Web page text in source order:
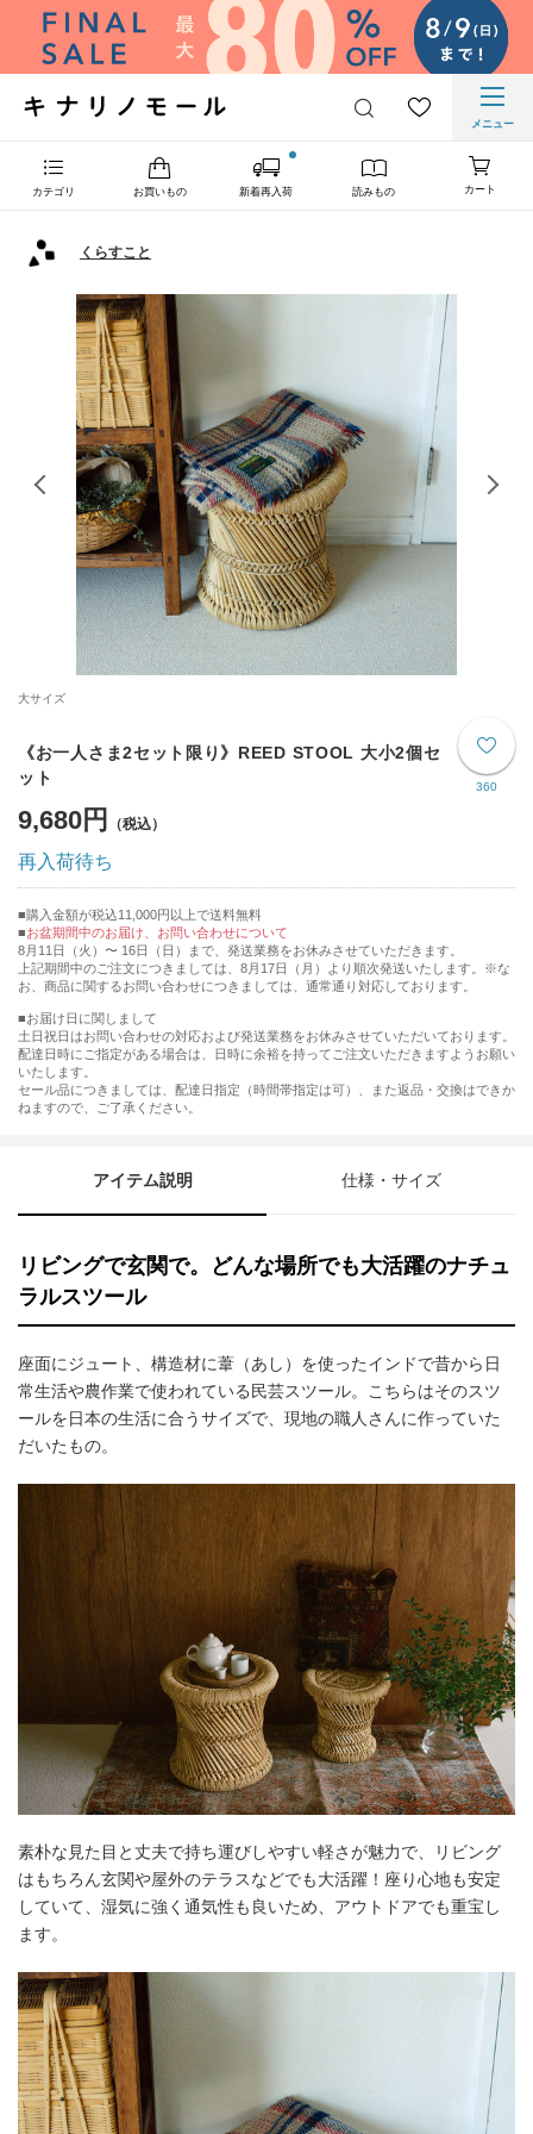
メニュー
カテゴリ お買いもの 新着再入荷 読みもの カート
くらすこと
大サイズ
360
《お一人さま2セット限り》REED STOOL 大小2個セ
ット
9,680円
再入荷待ち
購入金額が税込11,000円以上で送料無料
お盆期間中のお届け、お問い合わせについて
8月11日（火）〜 16日（日）まで、発送業務をお休みさせていただきます。
上記期間中のご注文につきましては、8月17日（月）より順次発送いたします。※な
お、商品に関するお問い合わせにつきましては、通常通り対応しております。
■お届け日に関しまして
土日祝日はお問い合わせの対応および発送業務をお休みさせていただいております。
配達日時にご指定がある場合は、日時に余裕を持ってご注文いただきますようお願い
いたします。
セール品につきましては、配達日指定（時間帯指定は可）、また返品・交換はできか
ねますので、ご了承ください。
アイテム説明 仕様・サイズ
リビングで玄関で。どんな場所でも大活躍のナチュ
ラルスツール
座面にジュート、構造材に葦（あし）を使ったインドで昔から日
常生活や農作業で使われている民芸スツール。こちらはそのスツ
ールを日本の生活に合うサイズで、現地の職人さんに作っていた
だいたもの。
素朴な見た目と丈夫で持ち運びしやすい軽さが魅力で、リビング
はもちろん玄関や屋外のテラスなどでも大活躍！座り心地も安定
していて、湿気に強く通気性も良いため、アウトドアでも重宝し
ます。